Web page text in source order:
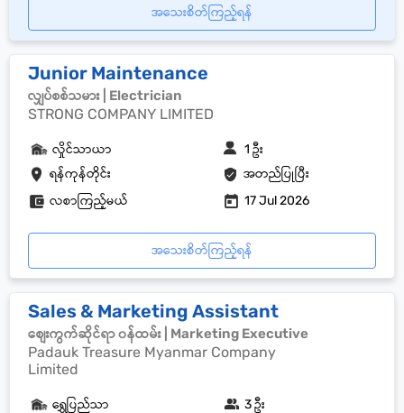
အသေးစိတ်ကြည့်ရန်
Junior Maintenance
လျှပ်စစ်သမား | Electrician
STRONG COMPANY LIMITED
ရန်ကုန်တိုင်း အတည်ပြုပြီး
လှိုင်သာယာ 1 ဦး
လစာကြည့်မယ် 17 Jul 2026
အသေးစိတ်ကြည့်ရန်
Sales & Marketing Assistant
စျေးကွက်ဆိုင်ရာ ၀န်ထမ်း | Marketing Executive
Padauk Treasure Myanmar Company
Limited
ရွှေပြည်သာ 3 ဦး